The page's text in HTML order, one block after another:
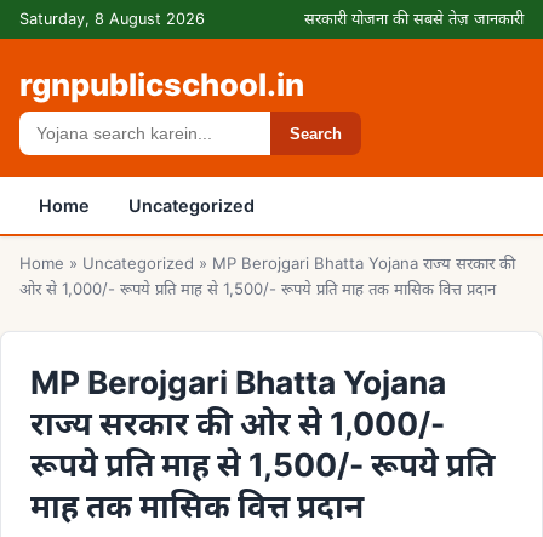
Skip to content
Saturday, 8 August 2026 सरकारी योजना की सबसे तेज़ जानकारी
rgnpublicschool.in
Search Search
Home Uncategorized
Home » Uncategorized » MP Berojgari Bhatta Yojana राज्य सरकार की
ओर से 1,000/- रूपये प्रति माह से 1,500/- रूपये प्रति माह तक मासिक वित्त प्रदान
MP Berojgari Bhatta Yojana
राज्य सरकार की ओर से 1,000/-
रूपये प्रति माह से 1,500/- रूपये प्रति
माह तक मासिक वित्त प्रदान